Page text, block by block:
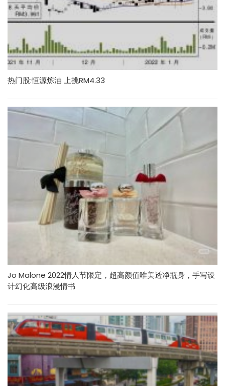
热门股:恒源炼油 上挑RM4.33
Jo Malone 2022情人节限定，超高颜值唯美透净瓶身，手写设
计幻化高级浪漫情书